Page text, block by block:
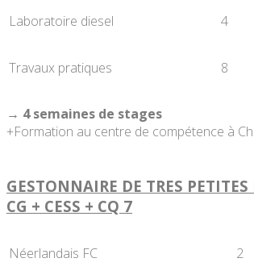
Laboratoire diesel 4
Travaux pratiques 8
→ 4 semaines de stages
+Formation au centre de compétence à
GESTONNAIRE DE TRES PETITES
CG + CESS + CQ 7
Néerlandais FC 2